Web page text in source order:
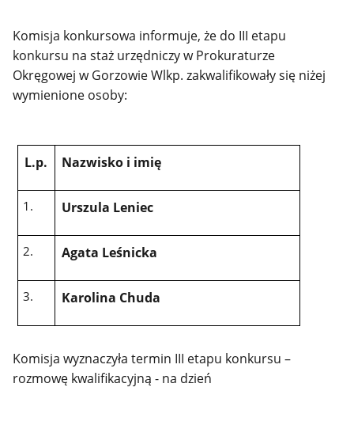
Komisja konkursowa informuje, że do III etapu
konkursu na staż urzędniczy w Prokuraturze
Okręgowej w Gorzowie Wlkp. zakwalifikowały się niżej
wymienione osoby:
L.p. Nazwisko i imię
Urszula Leniec
Agata Leśnicka
Karolina Chuda
Komisja wyznaczyła termin III etapu konkursu –
rozmowę kwalifikacyjną - na dzień